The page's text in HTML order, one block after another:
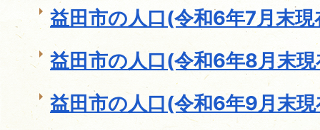
益田市の人口(令和6年7月末現
益田市の人口(令和6年8月末
益田市の人口(令和6年9月末